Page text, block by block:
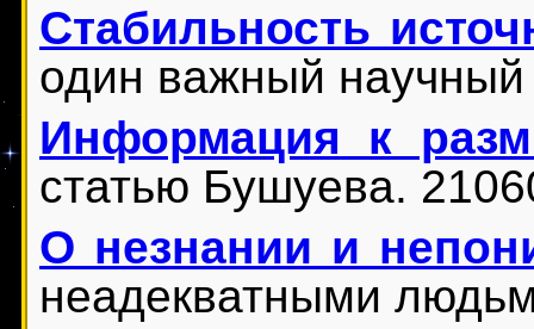
Стабильность
один важный
Информация к
статью Бушуева.
О незнании и
неадекватными